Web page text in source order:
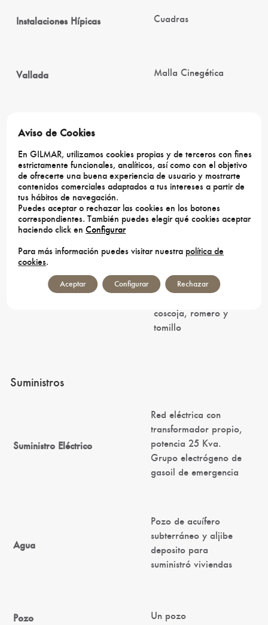
Instalaciones Hípicas Cuadras
Vallada Malla Cinegética
Dehesa
Labor
82 has de siembras
para las reses
distribuidas en 12
parcelas
y enebro, el arbusto
coscoja, romero y
tomillo
Suministros
Suministro Eléctrico
Red eléctrica con
transformador propio,
potencia 25 Kva.
Grupo electrógeno de
gasoil de emergencia
Agua
Pozo de acuífero
subterráneo y aljibe
deposito para
suministró viviendas
Pozo Un pozo
Aviso de Cookies
En GILMAR, utilizamos cookies propias y de terceros con fines
estrictamente funcionales, analíticos, así como con el objetivo
de ofrecerte una buena experiencia de usuario y mostrarte
contenidos comerciales adaptados a tus intereses a partir de
tus hábitos de navegación.
Puedes aceptar o rechazar las cookies en los botones
correspondientes. También puedes elegir qué cookies aceptar
haciendo click enConfigurar
Para más información puedes visitar nuestra política de
cookies.
Aceptar Rechazar
Configurar